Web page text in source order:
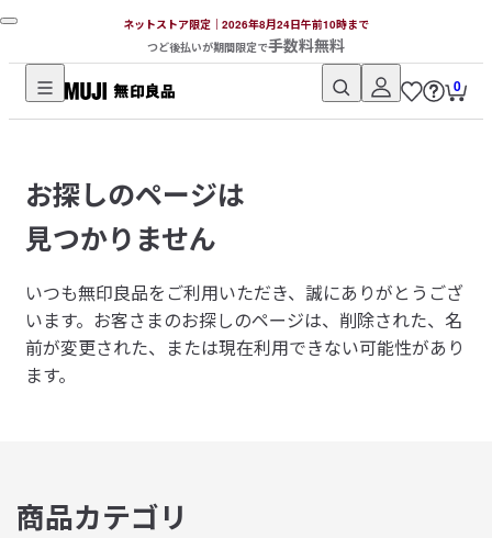
ネットストア限定｜2026年8月24日午前10時まで
つど後払いが期間限定で手数料無料
無
品
ネ
ッ
ト
ス
ト
ア
0
お探しのページは
見つかりません
いつも無印良品をご利用いただき、誠にありがとうござ
います。 お客さまのお探しのページは、削除された、名
前が変更された、または現在利用できない可能性があり
ます。
商品カテゴリ